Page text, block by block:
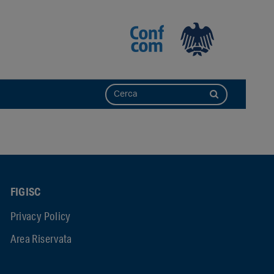
FIGISC
Privacy Policy
Area Riservata